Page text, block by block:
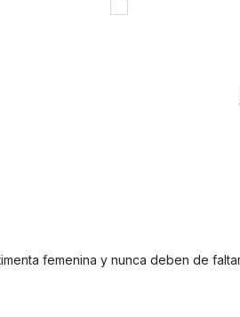
femenina y nunca deben de